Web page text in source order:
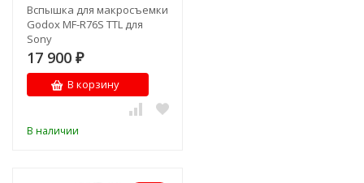
Вспышка для макросъемки
Godox MF-R76S TTL для
Sony
17 900 ₽
В корзину
В наличии